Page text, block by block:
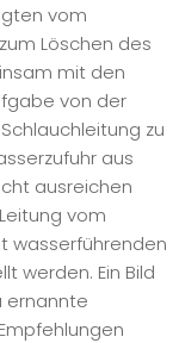
vom
Löschen des
mit den
von der
zu
aus
ausreichen
vom
wasserführenden
werden. Ein Bild
ernannte